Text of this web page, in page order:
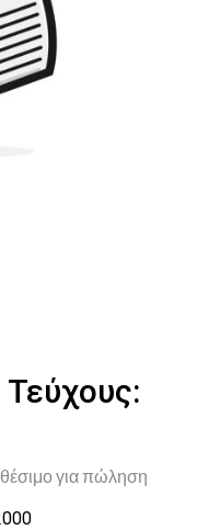
για πώληση